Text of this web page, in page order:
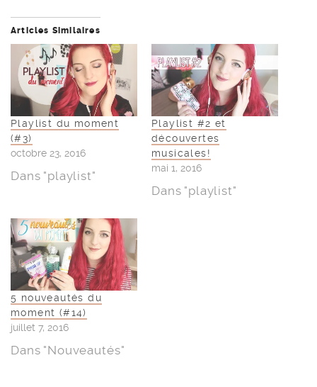
Articles Similaires
Playlist du moment
(#3)
octobre 23, 2016
Dans "playlist"
Playlist #2 et
découvertes
musicales!
mai 1, 2016
Dans "playlist"
5 nouveautés du
moment (#14)
juillet 7, 2016
Dans "Nouveautés"